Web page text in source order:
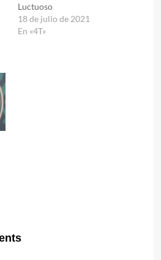
Luctuoso
18 de julio de 2021
En «4T»